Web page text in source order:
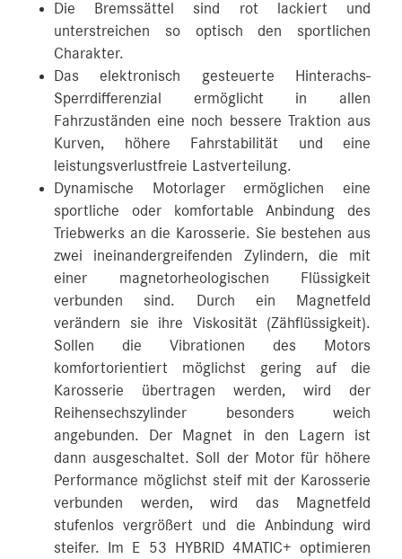
Die Bremssättel sind rot lackiert und
unterstreichen so optisch den sportlichen
Charakter.
Das elektronisch gesteuerte Hinterachs-
Sperrdifferenzial ermöglicht in allen
Fahrzuständen eine noch bessere Traktion aus
Kurven, höhere Fahrstabilität und eine
leistungsverlustfreie Lastverteilung.
Dynamische Motorlager ermöglichen eine
sportliche oder komfortable Anbindung des
Triebwerks an die Karosserie. Sie bestehen aus
zwei ineinandergreifenden Zylindern, die mit
einer magnetorheologischen Flüssigkeit
verbunden sind. Durch ein Magnetfeld
verändern sie ihre Viskosität (Zähflüssigkeit).
Sollen die Vibrationen des Motors
komfortorientiert möglichst gering auf die
Karosserie übertragen werden, wird der
Reihensechszylinder besonders weich
angebunden. Der Magnet in den Lagern ist
dann ausgeschaltet. Soll der Motor für höhere
Performance möglichst steif mit der Karosserie
verbunden werden, wird das Magnetfeld
stufenlos vergrößert und die Anbindung wird
steifer. Im E 53 HYBRID 4MATIC+ optimieren